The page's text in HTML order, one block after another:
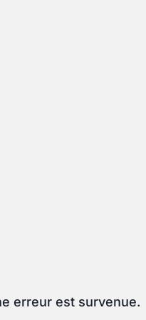
erreur est survenue.